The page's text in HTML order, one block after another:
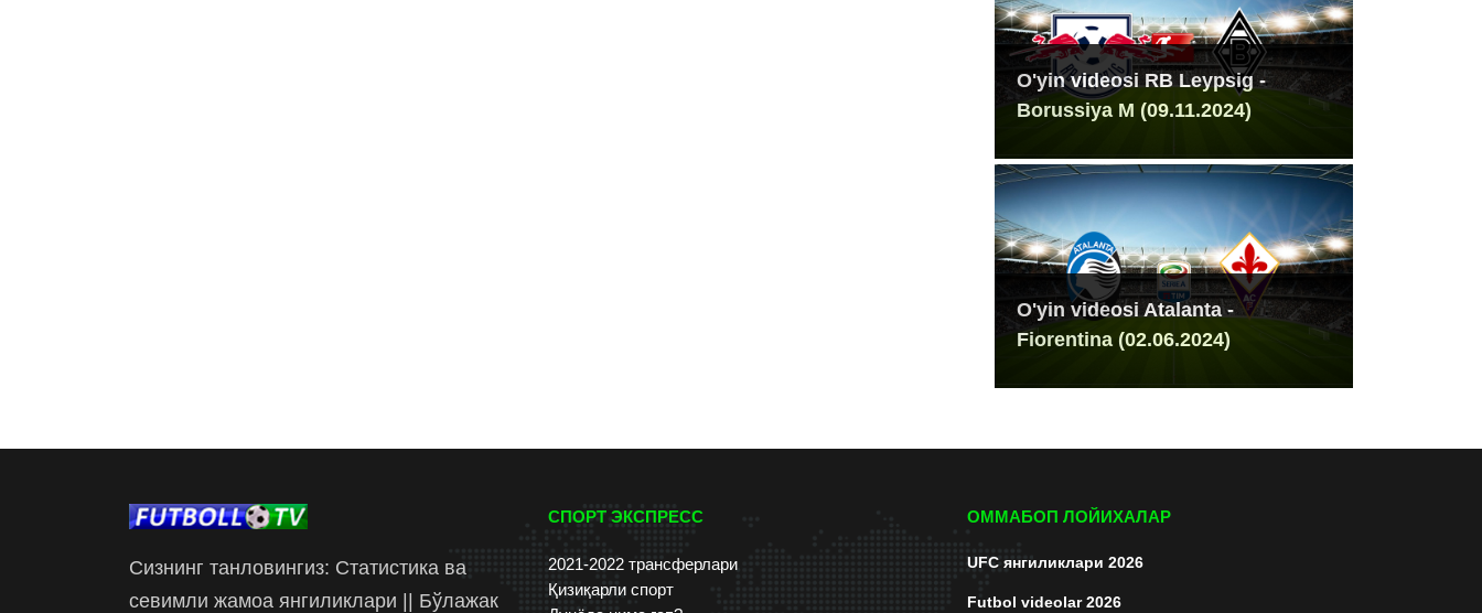
O'yin videosi RB Leypsig -
Borussiya M (09.11.2024)
O'yin videosi Atalanta -
Fiorentina (02.06.2024)
Сизнинг танловингиз: Статистика ва
севимли жамоа янгиликлари || Бўлажак
СПОРТ ЭКСПРЕСС
2021-2022 трансферлари
Қизиқарли спорт
ОММАБОП ЛОЙИХАЛАР
UFC янгиликлари 2026
Futbol videolar 2026